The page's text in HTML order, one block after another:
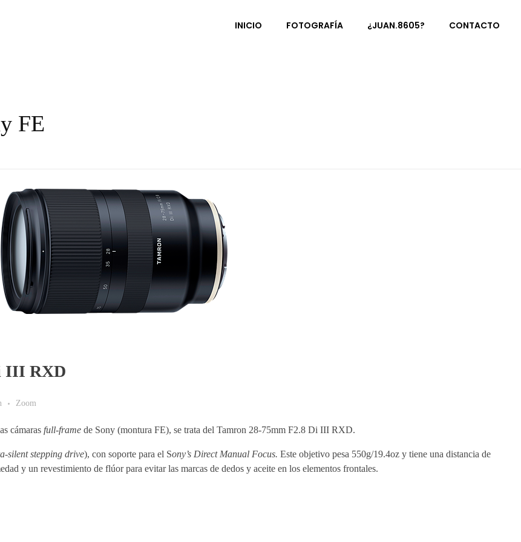
INICIO FOTOGRAFÍA ¿JUAN.8605? CONTACTO
FE
III RXD
Zoom
cámaras full-frame de Sony (montura FE), se trata del Tamron 28-75mm F2.8 Di III RXD.
silent stepping drive), con soporte para el Sony’s Direct Manual Focus. Este objetivo pesa 550g/19.4oz y tiene una distancia de
y un revestimiento de flúor para evitar las marcas de dedos y aceite en los elementos frontales.